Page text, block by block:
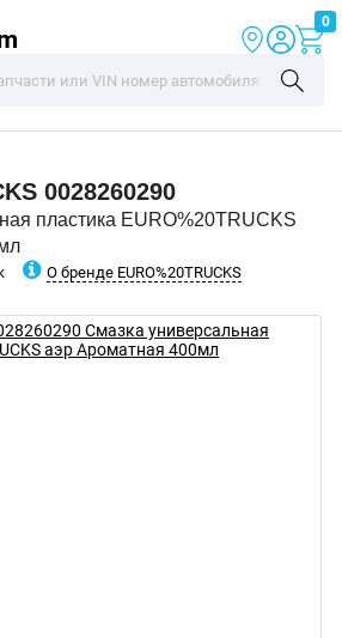
0
0028260290
пластика EURO%20TRUCKS
О бренде EURO%20TRUCKS